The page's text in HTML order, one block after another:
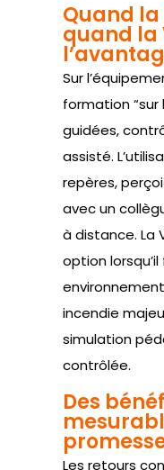
Quand la
quand la
Sur
formation “sur
guidées,
assisté.
repères,
avec un
à distance. La
option
incendie
simulation
contrôlée.
Des
Les retours